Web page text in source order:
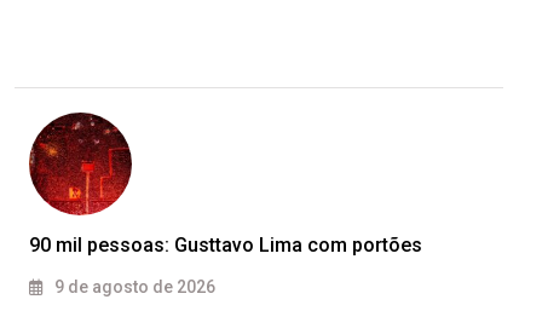
90 mil pessoas: Gusttavo Lima com portões
9 de agosto de 2026